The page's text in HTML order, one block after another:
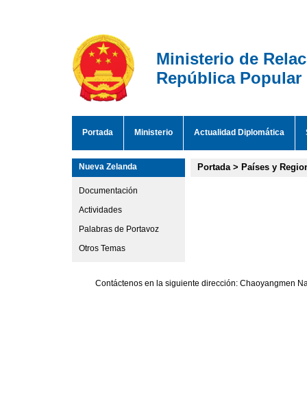
Ministerio de
República Popular
Portada Ministerio Actualidad Diplomática
Nueva Zelanda
Documentación
Actividades
Palabras de Portavoz
Otros Temas
Portada> Países y
Contáctenos en la siguiente dirección: Chaoyangmen